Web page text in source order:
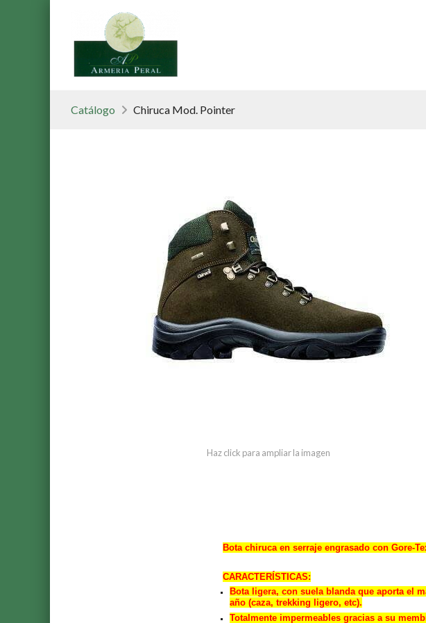
Catálogo Chiruca Mod. Pointer
Haz click para ampliar la imagen
Bota chiruca en serraje engrasado con Gore-
CARACTERÍSTICAS:
Bota ligera, con suela blanda que aporta el
año (caza, trekking ligero, etc).
Totalmente impermeables gracias a su